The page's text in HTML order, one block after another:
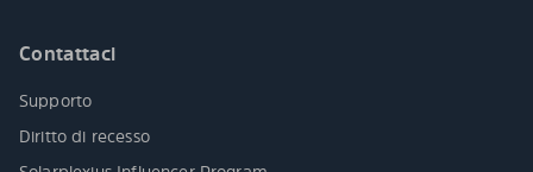
Contattaci
Supporto
Diritto di recesso